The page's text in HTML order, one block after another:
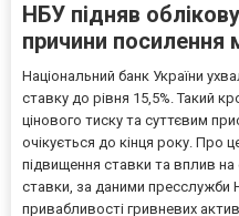
НБУ підняв
причини посилення
Національний банк України
ставку до рівня 15,5%. Такий
цінового тиску та суттєвим
очікується до кінця року. Про
підвищення ставки та вплив на
ставки, за даними пресслужби
привабливості гривневих